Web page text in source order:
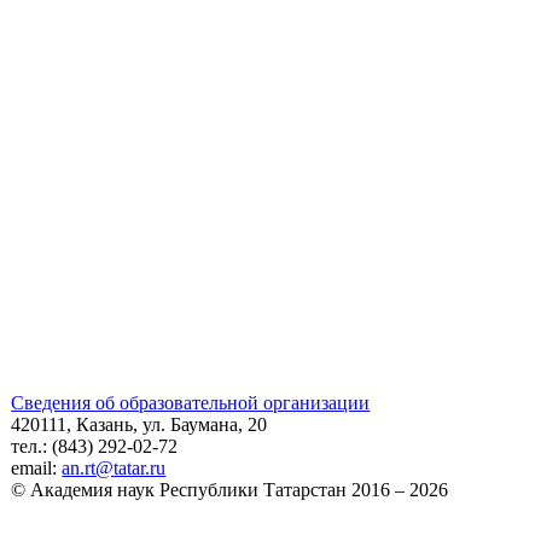
Сведения об образовательной организации
420111, Казань, ул. Баумана, 20
тел.: (843) 292-02-72
email:an.rt@tatar.ru
© Академия наук Республики Татарстан 2016 – 2026